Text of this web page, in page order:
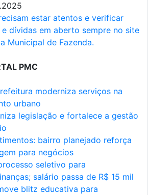
estar atentos e verificar
dívidas em aberto sempre no site
Municipal de Fazenda.
PMC
moderniza serviços na
urbano
legislação e fortalece a gestão
bairro planejado reforça
para negócios
seletivo para
salário passa de R$ 15 mil
blitz educativa para